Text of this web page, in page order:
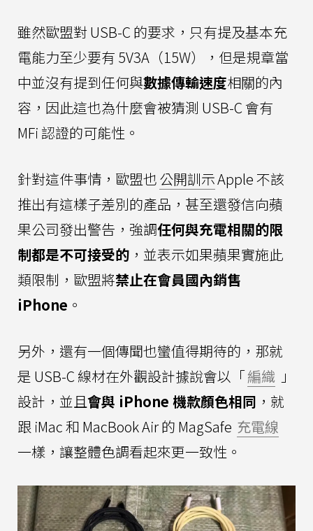
雖然歐盟對 USB-C 的要求，只有提及基本充
電能力至少要有 5V3A（15W），但是規章當
中並沒有提到任何與數據傳輸速度相關的內
容，因此這也為什麼會被猜測 USB-C 會有
MFi 認證的可能性。
針對這件事情，歐盟也公開訓示Apple 不該
推出有這樣子差別的產品，甚至還發信向蘋
果公司發出警告，強調任何與充電相關的限
制都是不可接受的 ，並表示如果蘋果實施此
類限制，歐盟將禁止在會員國內銷售
iPhone 。
另外，還有一個傳聞也蠻值得期待的，那就
是 USB-C 線材在外觀設計據說會以「編織 」
設計，並且會與 iPhone 機款顏色相同 ，就
跟 iMac 和 MacBook Air 的 MagSafe 充電線
一樣，讓整體色調看起來更一致性。